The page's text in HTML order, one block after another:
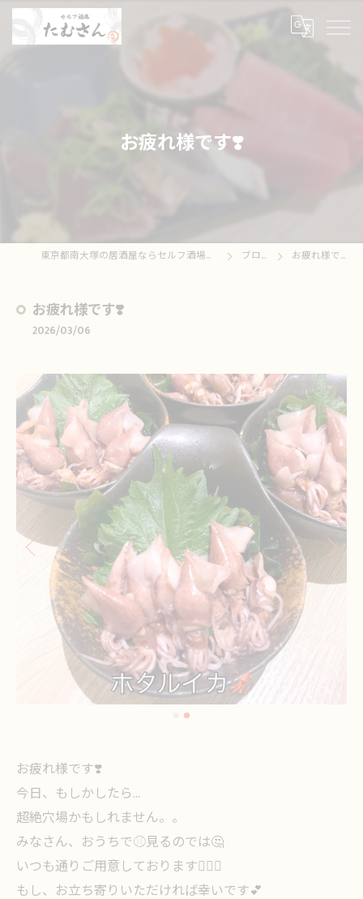
お疲れ様です❣️
東京都南大塚の居酒屋ならセルフ酒場たむさん ブログ お疲れ様です❣️
お疲れ様です❣️
2026/03/06
お疲れ様です❣️
今日、もしかしたら…
超絶穴場かもしれません。。
みなさん、おうちで⚾️見るのでは🤔
いつも通りご用意しております🙇🏻‍♀️
もし、お立ち寄りいただければ幸いです︎💕︎